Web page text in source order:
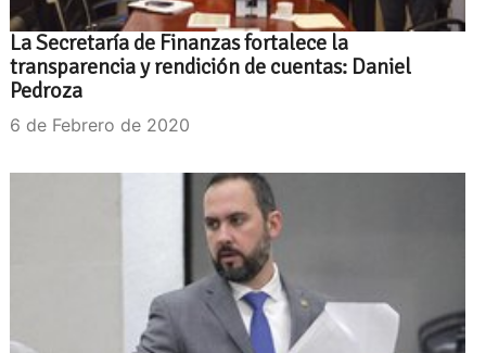
La Secretaría de Finanzas fortalece la
transparencia y rendición de cuentas: Daniel
Pedroza
6 de Febrero de 2020